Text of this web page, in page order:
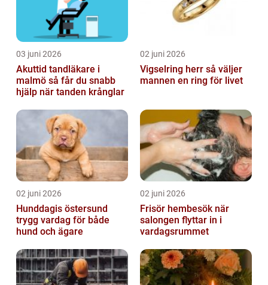
03 juni 2026
Akuttid tandläkare i
malmö så får du snabb
hjälp när tanden krånglar
02 juni 2026
Vigselring herr så väljer
mannen en ring för livet
02 juni 2026
Hunddagis östersund
trygg vardag för både
hund och ägare
02 juni 2026
Frisör hembesök när
salongen flyttar in i
vardagsrummet